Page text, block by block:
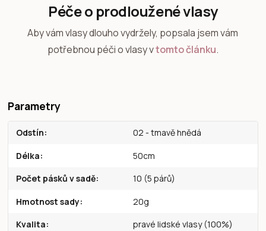
Péče o prodloužené vlasy
Aby vám vlasy dlouho vydržely, popsala jsem vám
potřebnou péči o vlasy vtomto článku.
Parametry
Odstín 02 - tmavě hnědá
Délka 50cm
Počet pásků v sadě 10 (5 párů)
Hmotnost sady 20g
Kvalita pravé lidské vlasy (100%)